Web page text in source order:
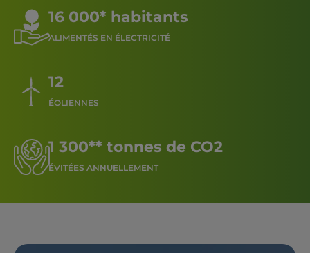
16 000* habitants
ALIMENTÉS EN ÉLECTRICITÉ
12
ÉOLIENNES
1 300** tonnes de CO2
ÉVITÉES ANNUELLEMENT